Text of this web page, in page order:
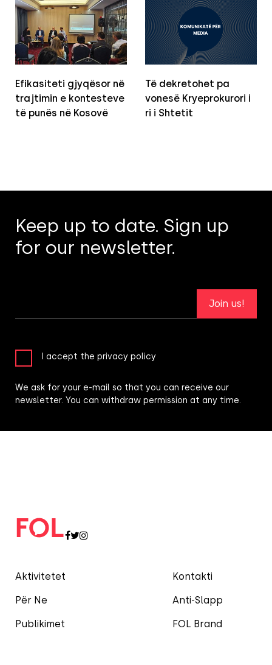
Efikasiteti gjyqësor në
trajtimin e kontesteve
të punës në Kosovë
Të dekretohet pa
vonesë Kryeprokurori i
ri i Shtetit
Aktivitetet
Për Ne
Publikimet
Kontakti
Anti-Slapp
FOL Brand
Keep up to date. Sign up
for our newsletter.
Join us!
I accept the privacy policy
We ask for your e-mail so that you can receive our
newsletter. You can withdraw permission at any time.